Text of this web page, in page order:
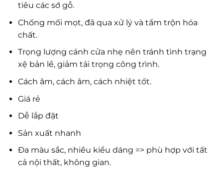
tiêu các sớ gỗ.
Chống mối mọt, đã qua xử lý và tẩm trộn hóa
chất.
Trọng lượng cánh cửa nhẹ nên tránh tình trạng
xệ bản lề, giảm tải trọng công trình.
Cách âm, cách âm, cách nhiệt tốt.
Giá rẻ
Dễ lắp đặt
Sản xuất nhanh
Đa màu sắc, nhiều kiểu dáng => phù hợp với tất
cả nội thất, không gian.